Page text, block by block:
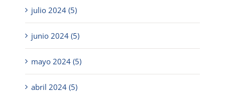
julio 2024 (5)
junio 2024 (5)
mayo 2024 (5)
abril 2024 (5)